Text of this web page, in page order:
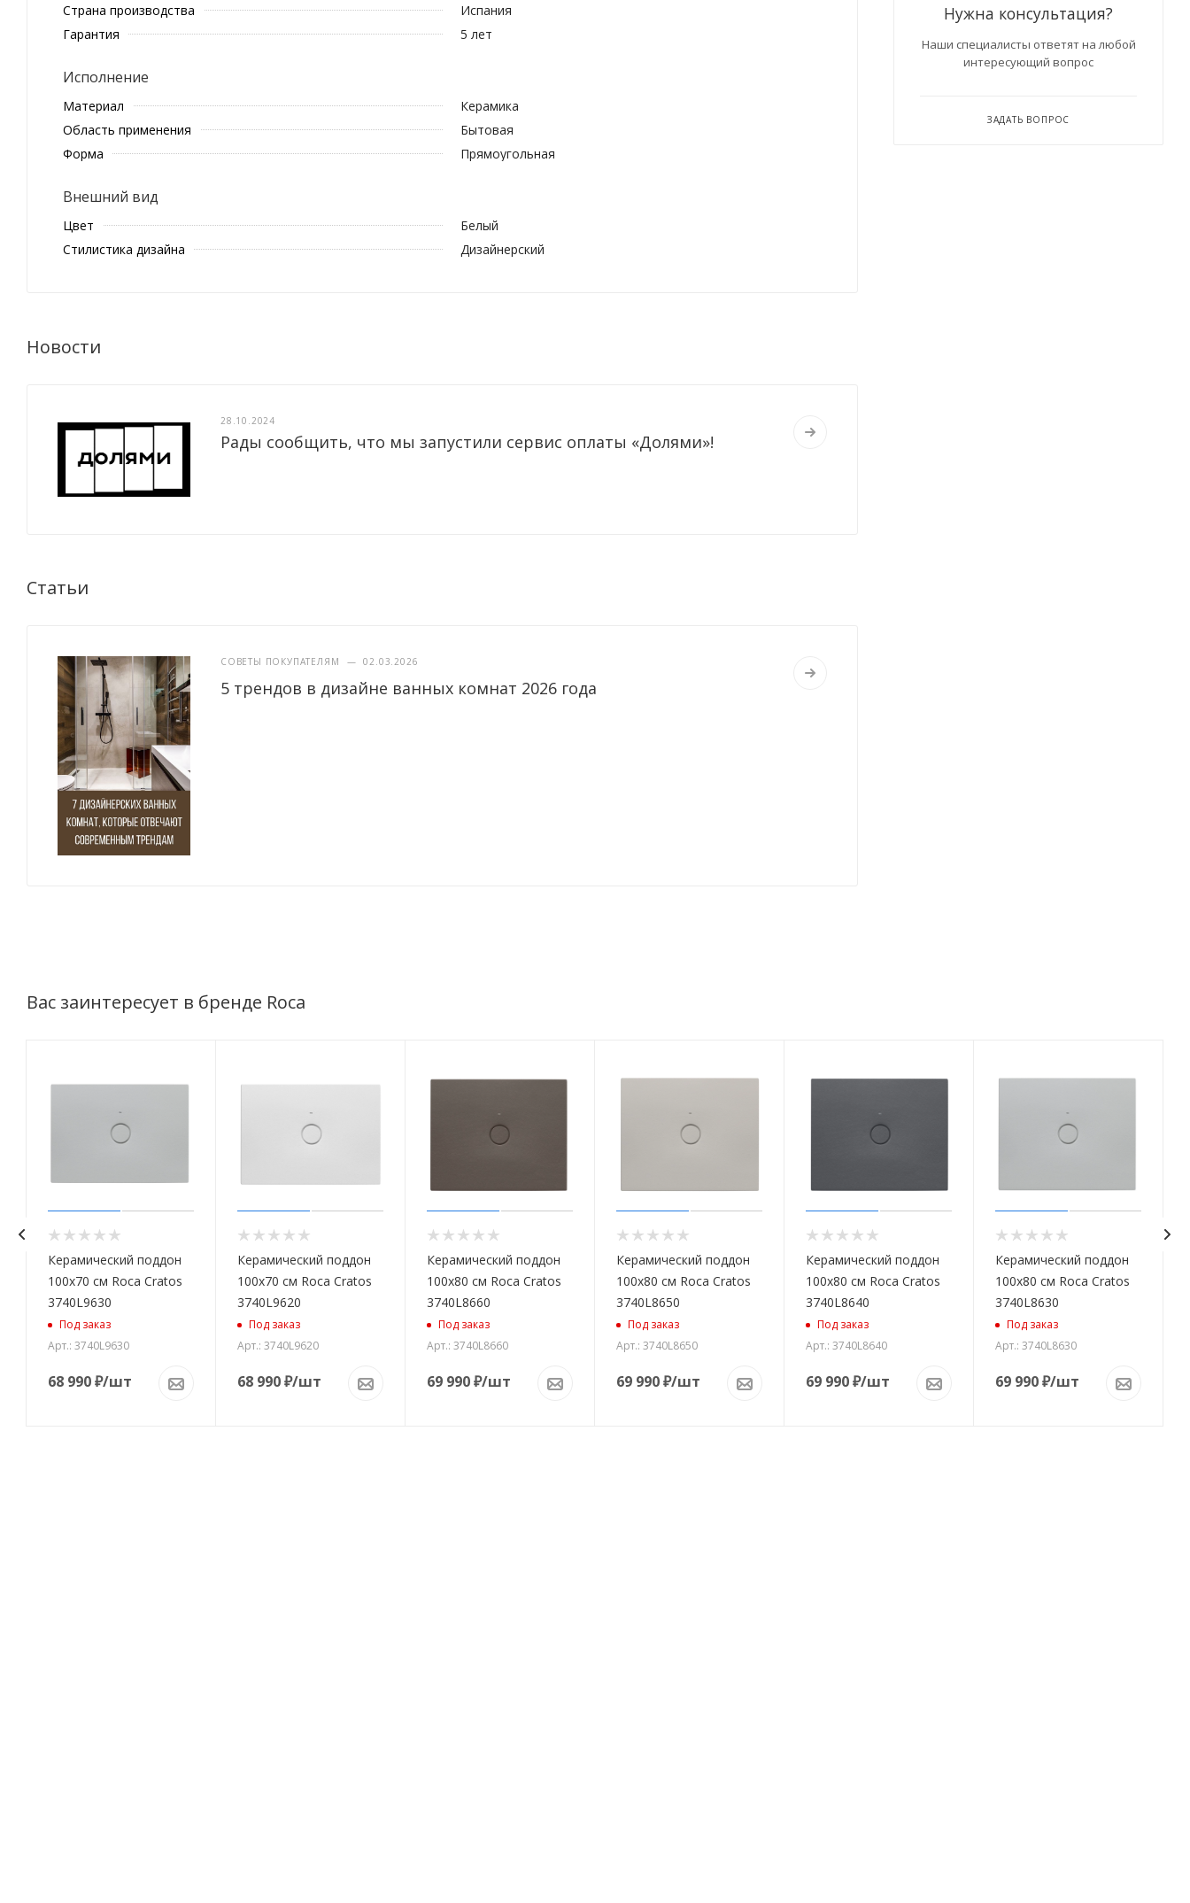
Страна производства
Испания
Гарантия
5 лет
Исполнение
Материал
Керамика
Область применения
Бытовая
Форма
Прямоугольная
Внешний вид
Цвет
Белый
Стилистика дизайна
Дизайнерский
Новости
28.10.2024
Рады сообщить, что мы запустили сервис оплаты «Долями»!
Статьи
СОВЕТЫ ПОКУПАТЕЛЯМ — 02.03.2026
5 трендов в дизайне ванных комнат 2026 года
Нужна консультация?
Наши специалисты ответят на любой
интересующий вопрос
ЗАДАТЬ ВОПРОС
Вас заинтересует в бренде Roca
Керамический поддон
100x70 см Roca Cratos
3740L9630
Под заказ
Арт.: 3740L9630
68 990₽/шт
Керамический поддон
100x70 см Roca Cratos
3740L9620
Под заказ
Арт.: 3740L9620
68 990₽/шт
Керамический поддон
100x80 см Roca Cratos
3740L8660
Под заказ
Арт.: 3740L8660
69 990₽/шт
Керамический поддон
100x80 см Roca Cratos
3740L8650
Под заказ
Арт.: 3740L8650
69 990₽/шт
Керамический поддон
100x80 см Roca Cratos
3740L8640
Под заказ
Арт.: 3740L8640
69 990₽/шт
Керамический поддон
100x80 см Roca Cratos
3740L8630
Под заказ
Арт.: 3740L8630
69 990₽/шт